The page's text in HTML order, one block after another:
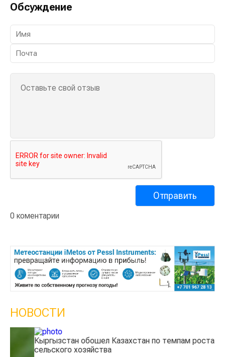
Обсуждение
0 коментарии
НОВОСТИ
Кыргызстан обошел Казахстан по темпам роста
сельского хозяйства